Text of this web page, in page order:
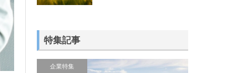
特集記事
企業特集